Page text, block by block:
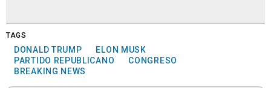
TAGS
DONALD TRUMP
ELON MUSK
PARTIDO REPUBLICANO
CONGRESO
BREAKING NEWS